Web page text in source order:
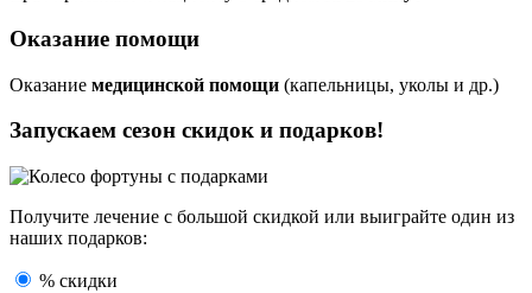
Оказание помощи
Оказание медицинской помощи (капельницы, уколы и др.)
Запускаем сезон скидок и подарков!
Получите лечение с большой скидкой или выиграйте один из
наших подарков:
% скидки